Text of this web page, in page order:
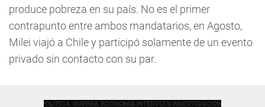
produce pobreza en su país. No es el primer
contrapunto entre ambos mandatarios, en Agosto,
Milei viajó a Chile y participó solamente de un evento
privado sin contacto con su par.